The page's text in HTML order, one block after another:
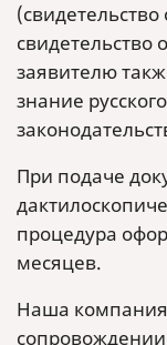
свидетельство
заявителю
знание
При подаче
процедура
месяцев.
Наша компания